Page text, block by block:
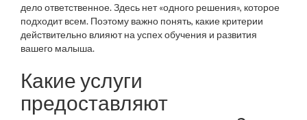
дело ответственное. Здесь нет «одного решения», которое
подходит всем. Поэтому важно понять, какие критерии
действительно влияют на успех обучения и развития
вашего малыша.
Какие услуги
предоставляют